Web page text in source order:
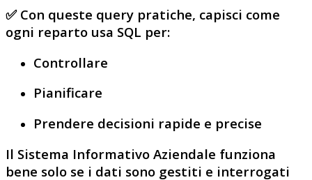
✅ Con queste query pratiche, capisci come
ogni reparto usa SQL per:
Controllare
Pianificare
Prendere decisioni rapide e precise
Il Sistema Informativo Aziendale funziona
bene solo se i dati sono gestiti e interrogati